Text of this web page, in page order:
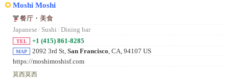
Moshi Moshi
餐厅・美食
Japanese/ Sushi / Dining bar
TEL +1 (415) 861-8285
MAP 2092 3rd St, San Francisco, CA, 94107 US
https://moshimoshisf.com
莫西莫西